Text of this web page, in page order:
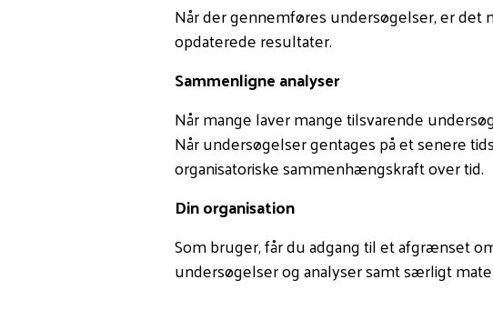
Når der gennemføres undersøgelser, er
opdaterede resultater.
Sammenligne analyser
Når mange laver mange tilsvarende
Når undersøgelser gentages på et senere
organisatoriske sammenhængskraft over tid.
Din organisation
Som bruger, får du adgang til et afgrænset
undersøgelser og analyser samt særligt